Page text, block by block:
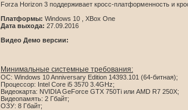
Forza Horizon 3 поддерживает кросс-платформенность и
Платформы: Windows 10 , XBox One
Дата выхода: 27.09.2016
Видео Демо версии:
Минимальные системные требования:
ОС: Windows 10 Anniversary Edition 14393.101 (64-битная);
Процессор: Intel Core i5 3570 3.4GHz;
Видеокарта: NVIDIA GeForce GTX 750Ti или AMD R7 250X;
Видеопамять: 2 Гбайт;
ОЗУ: 8 Гбайт;